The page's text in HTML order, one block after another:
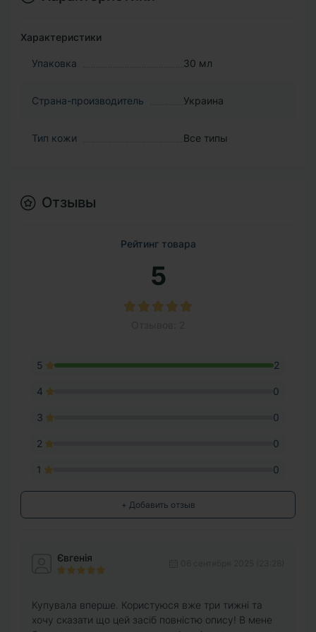
Характеристики
Упаковка 30 мл
Страна-производитель Украина
Тип кожи Все типы
Отзывы
Рейтинг товара
5
5 2
4 0
3 0
2 0
1 0
+ Добавить отзыв
Євгенія
Купувала вперше. Користуюся вже три тижні та
хочу сказати що цей засіб повністю опису! В мене